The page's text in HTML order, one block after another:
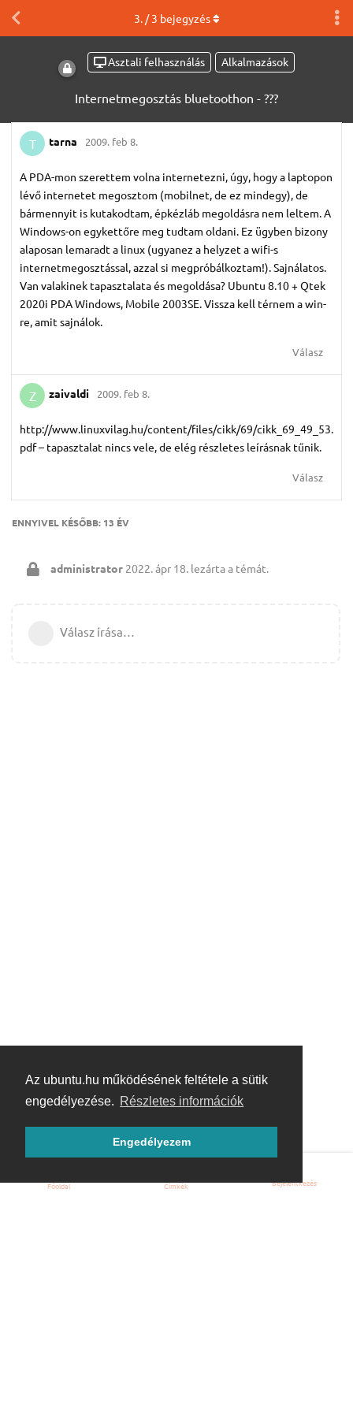
Az ubuntu.hu működésének feltétele a sütik
engedélyezése. Részletes információk
Engedélyezem
Asztali felhasználás Alkalmazások
Internetmegosztás bluetoothon - ???
3. /3 bejegyzés
T tarna 2009. feb 8.
A PDA-mon szerettem volna internetezni, úgy, hogy a laptopon
lévő internetet megosztom (mobilnet, de ez mindegy), de
bármennyit is kutakodtam, épkézláb megoldásra nem leltem. A
Windows-on egykettőre meg tudtam oldani. Ez ügyben bizony
alaposan lemaradt a linux (ugyanez a helyzet a wifi-s
internetmegosztással, azzal si megpróbálkoztam!). Sajnálatos.
Van valakinek tapasztalata és megoldása? Ubuntu 8.10 + Qtek
2020i PDA Windows, Mobile 2003SE. Vissza kell térnem a win-
re, amit sajnálok.
Válasz
Z zaivaldi 2009. feb 8.
http://www.linuxvilag.hu/content/files/cikk/69/cikk_69_49_53.
pdf – tapasztalat nincs vele, de elég részletes leírásnak tűnik.
Válasz
ENNYIVEL KÉSŐBB: 13 ÉV
administrator 2022. ápr 18. lezárta a témát.
Válasz írása…
Főoldal Címkék Bejelentkezés